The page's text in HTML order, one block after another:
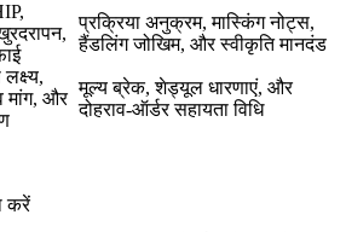
प्रक्रिया अनुक्रम, मास्किंग नोट्स,
हैंडलिंग जोखिम, और स्वीकृति मानदंड
लक्ष्य,
मांग, और
मूल्य ब्रेक, शेड्यूल धारणाएं, और
दोहराव-ऑर्डर सहायता विधि
करें